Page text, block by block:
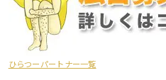
ひらつーパートナー一覧